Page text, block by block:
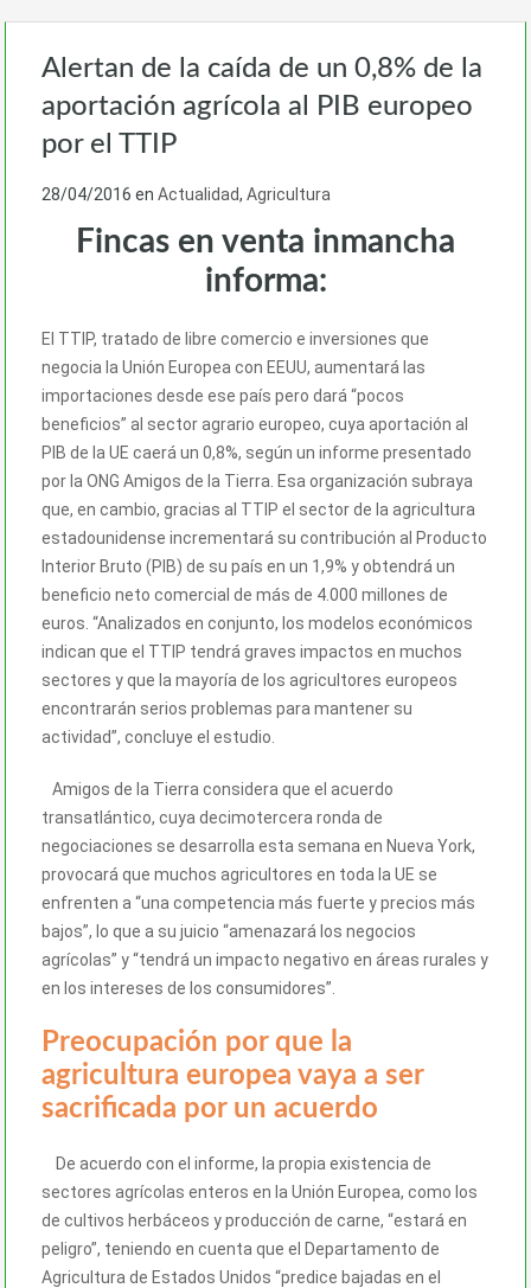
Alertan de la caída de un 0,8% de la
aportación agrícola al PIB europeo
por el TTIP
28/04/2016 en Actualidad, Agricultura
Fincas en venta inmancha
informa:
El TTIP, tratado de libre comercio e inversiones que
negocia la Unión Europea con EEUU, aumentará las
importaciones desde ese país pero dará “pocos
beneficios” al sector agrario europeo, cuya aportación al
PIB de la UE caerá un 0,8%, según un informe presentado
por la ONG Amigos de la Tierra. Esa organización subraya
que, en cambio, gracias al TTIP el sector de la agricultura
estadounidense incrementará su contribución al Producto
Interior Bruto (PIB) de su país en un 1,9% y obtendrá un
beneficio neto comercial de más de 4.000 millones de
euros. “Analizados en conjunto, los modelos económicos
indican que el TTIP tendrá graves impactos en muchos
sectores y que la mayoría de los agricultores europeos
encontrarán serios problemas para mantener su
actividad”, concluye el estudio.
Amigos de la Tierra considera que el acuerdo
transatlántico, cuya decimotercera ronda de
negociaciones se desarrolla esta semana en Nueva York,
provocará que muchos agricultores en toda la UE se
enfrenten a “una competencia más fuerte y precios más
bajos”, lo que a su juicio “amenazará los negocios
agrícolas” y “tendrá un impacto negativo en áreas rurales y
en los intereses de los consumidores”.
Preocupación por que la
agricultura europea vaya a ser
sacrificada por un acuerdo
De acuerdo con el informe, la propia existencia de
sectores agrícolas enteros en la Unión Europea, como los
de cultivos herbáceos y producción de carne, “estará en
peligro”, teniendo en cuenta que el Departamento de
Agricultura de Estados Unidos “predice bajadas en el